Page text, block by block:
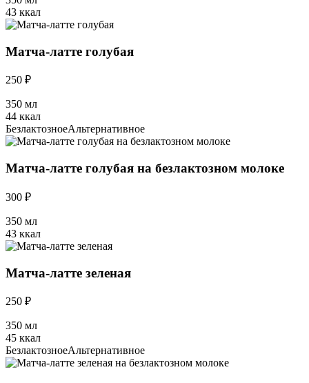
43 ккал
Матча-латте голубая
250 ₽
350 мл
44 ккал
БезлактозноеАльтернативное
Матча-латте голубая на безлактозном молоке
300 ₽
350 мл
43 ккал
Матча-латте зеленая
250 ₽
350 мл
45 ккал
БезлактозноеАльтернативное